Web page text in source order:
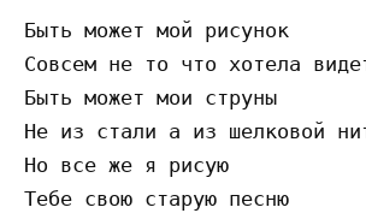
Быть может мой рисунок
Совсем не то что хотела
Быть может мои струны
Не из стали а из шелковой
Но все же я рисую
Тебе свою старую песню